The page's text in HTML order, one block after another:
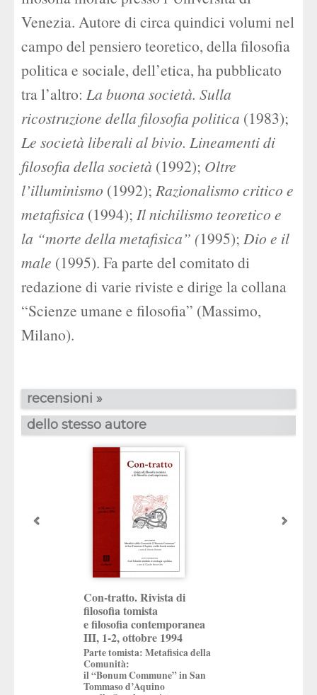
Venezia. Autore di circa quindici volumi nel
campo del pensiero teoretico, della filosofia
politica e sociale, dell’etica, ha pubblicato
tra l’altro: La buona società. Sulla
ricostruzione della filosofia politica (1983);
Le società liberali al bivio. Lineamenti di
filosofia della società (1992); Oltre
l’illuminismo (1992); Razionalismo critico e
metafisica (1994); Il nichilismo teoretico e
la “morte della metafisica” (1995); Dio e il
male (1995). Fa parte del comitato di
redazione di varie riviste e dirige la collana
“Scienze umane e filosofia” (Massimo,
Milano).
recensioni »
dello stesso autore
Con-tratto. Rivista di
filosofia tomista
e filosofia contemporanea
III, 1-2, ottobre 1994
Parte tomista: Metafisica della
Comunità:
il “Bonum Commune” in San
Tommaso d’Aquino